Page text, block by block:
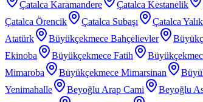
Çatalca Karamandere
Çatalca Kestanelik
Çatalca Örencik
Çatalca Subaşı Çatalca
Atatürk
Büyükçekmece Bahçelievler
Ekinoba
Büyükçekmece Fatih
Mimaroba
Büyükçekmece Mimarsinan
Yenimahalle
Beyoğlu Arap Cami Beyoğlu